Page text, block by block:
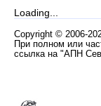
Loading...
Copyright © 2006-
При полном или
ссылка на "АПН